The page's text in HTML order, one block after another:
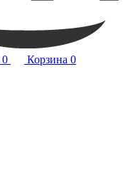
0 Корзина 0